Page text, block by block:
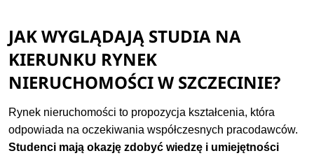
JAK WYGLĄDAJĄ STUDIA NA
KIERUNKU RYNEK
NIERUCHOMOŚCI W SZCZECINIE?
Rynek nieruchomości to propozycja kształcenia, która
odpowiada na oczekiwania współczesnych pracodawców.
Studenci mają okazję zdobyć wiedzę i umiejętności